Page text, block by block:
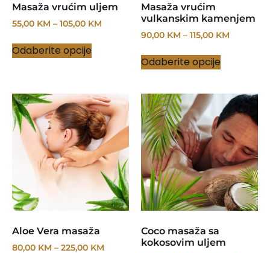
Masaža vrućim uljem
55,00 KM – 105,00 KM
Odaberite opcije
Masaža vrućim
vulkanskim kamenjem
90,00 KM – 115,00 KM
Odaberite opcije
Aloe Vera masaža
80,00 KM – 225,00 KM
Coco masaža sa
kokosovim uljem